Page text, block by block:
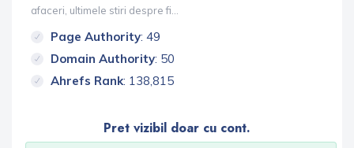
afaceri, ultimele stiri despre fi...
Page Authority: 49
Domain Authority: 50
Ahrefs Rank: 138,815
Pret vizibil doar cu cont.